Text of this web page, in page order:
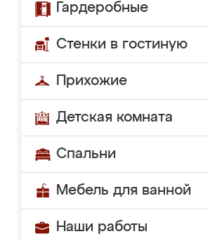
Гардеробные
Стенки в гостиную
Прихожие
Детская комната
Спальни
Мебель для ванной
Наши работы